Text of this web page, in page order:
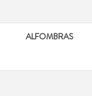
ALFOMBRAS